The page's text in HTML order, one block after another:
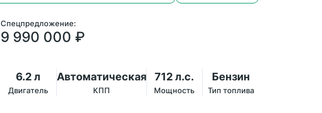
Спецпредложение:
9 990 000 ₽
6.2 л
Двигатель
Автоматическая
КПП
712 л.с.
Мощность
Бензин
Тип топлива